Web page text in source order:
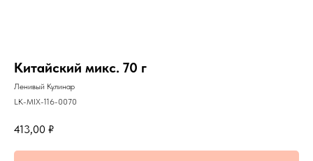
Китайский микс. 70 г
Ленивый Кулинар
LK-MIX-116-0070
413,00 ₽